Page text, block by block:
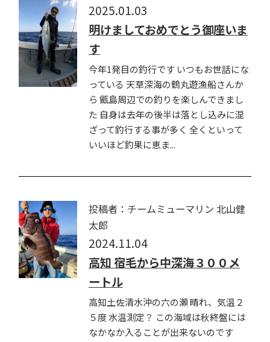
2025.01.03
明けましておめでとう御座いま
す
今年1発目の釣行です いつもお世話にな
っている 天草深海の鶴丸遊漁船さんか
ら 甑島周辺での釣りを楽しんできまし
た 自身は去年の後半は落とし込みに混
ざって釣行する事が多く 全くといって
いいほど釣果に恵ま...
投稿者：チームミューマリン 北山健
太郎
2024.11.04
高知 宿毛から中深海３００メ
ートル
高知土佐清水沖の六の瀬 晴れ、気温２
５度 水温測定？ この海域は秋終盤には
なかなか入ることが出来ないのです